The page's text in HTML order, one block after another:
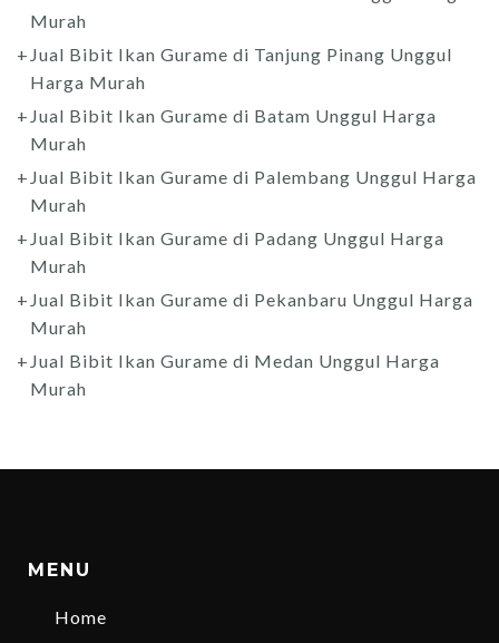
Murah
Jual Bibit Ikan Gurame di Tanjung Pinang Unggul
Harga Murah
Jual Bibit Ikan Gurame di Batam Unggul Harga
Murah
Jual Bibit Ikan Gurame di Palembang Unggul Harga
Murah
Jual Bibit Ikan Gurame di Padang Unggul Harga
Murah
Jual Bibit Ikan Gurame di Pekanbaru Unggul Harga
Murah
Jual Bibit Ikan Gurame di Medan Unggul Harga
Murah
MENU
Home